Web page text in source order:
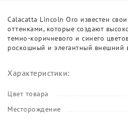
Calacatta Lincoln Oro известен
оттенками, которые создают
темно-коричневого и синего
роскошный и элегантный внешний
Характеристики:
Цвет товара
Месторождение